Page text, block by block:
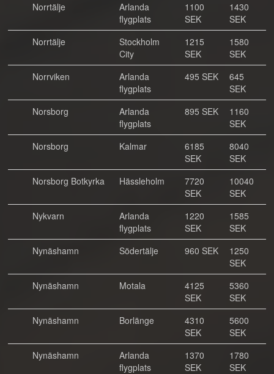
Norrtälje
Arlanda
flygplats
1100
SEK
1430
SEK
Norrtälje
Stockholm
City
1215
SEK
1580
SEK
Norrviken
Arlanda
flygplats
495 SEK
645
SEK
Norsborg
Arlanda
flygplats
895 SEK
1160
SEK
Norsborg
Kalmar
6185
SEK
8040
SEK
Norsborg Botkyrka
Hässleholm
7720
SEK
10040
SEK
Nykvarn
Arlanda
flygplats
1220
SEK
1585
SEK
Nynäshamn
Södertälje 960 SEK
1250
SEK
Nynäshamn
Motala
4125
SEK
5360
SEK
Nynäshamn
Borlänge
4310
SEK
5600
SEK
Nynäshamn
Arlanda
flygplats
1370
SEK
1780
SEK